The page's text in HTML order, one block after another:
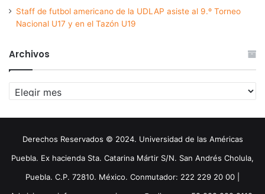
Staff de futbol americano de la UDLAP asiste al 9.º Torneo
Nacional U17 y en el Tazón U19
Archivos
Archivos
Derechos Reservados © 2024. Universidad de las Américas
Puebla. Ex hacienda Sta. Catarina Mártir S/N. San Andrés Cholula,
Puebla. C.P. 72810. México. Conmutador: 222 229 20 00 |